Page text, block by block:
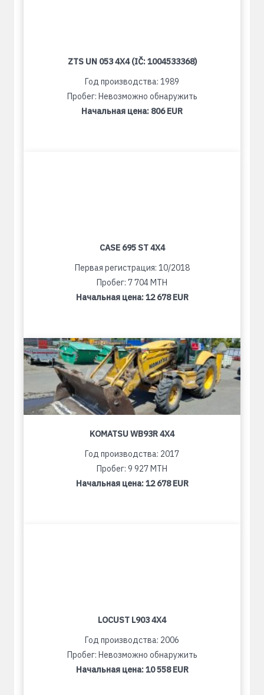
ZTS UN 053 4X4 (IČ: 1004533368)
Год производства: 1989
Пробег: Невозможно обнаружить
Начальная цена: 806 EUR
CASE 695 ST 4X4
Первая регистрация: 10/2018
Пробег: 7 704 MTH
Начальная цена:12 678 EUR
KOMATSU WB93R 4X4
Год производства: 2017
Пробег: 9 927 MTH
Начальная цена:12 678 EUR
LOCUST L903 4X4
Год производства: 2006
Пробег: Невозможно обнаружить
Начальная цена:10 558 EUR